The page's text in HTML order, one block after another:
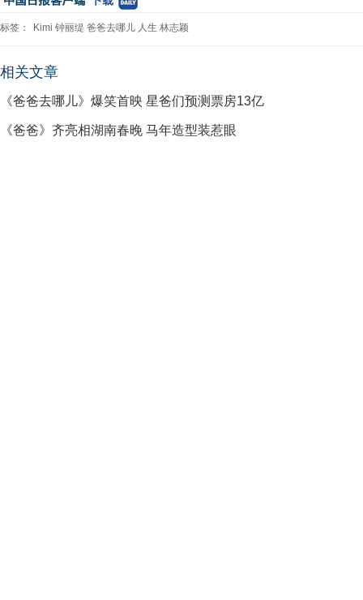
标签： Kimi 钟丽缇 爸爸去哪儿 人生 林志颖
相关文章
《爸爸去哪儿》爆笑首映 星爸们预测票房13亿
《爸爸》齐亮相湖南春晚 马年造型装惹眼